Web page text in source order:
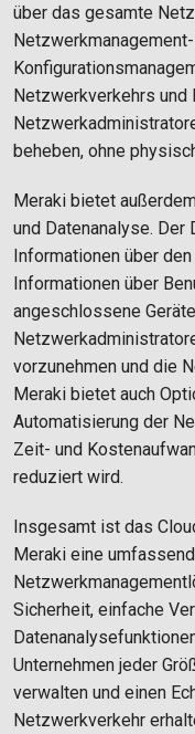
über das gesamte
Netzwerkverkehrs
beheben, ohne
Meraki bietet
und Datenanalyse.
Informationen über
Informationen über
angeschlossene
vorzunehmen und die
Meraki bietet auch
Automatisierung der
Zeit- und
reduziert wird.
Insgesamt ist das
Meraki eine
Sicherheit, einfache
Unternehmen jeder
verwalten und einen
Netzwerkverkehr